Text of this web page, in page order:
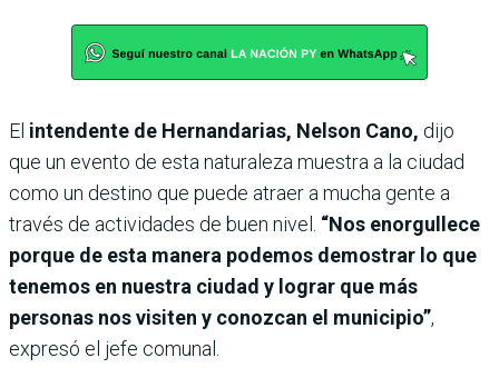
El intendente de Hernandarias, Nelson Cano, dijo
que un evento de esta naturaleza muestra a la ciudad
como un destino que puede atraer a mucha gente a
través de actividades de buen nivel. “Nos enorgullece
porque de esta manera podemos demostrar lo que
tenemos en nuestra ciudad y lograr que más
personas nos visiten y conozcan el municipio”,
expresó el jefe comunal.